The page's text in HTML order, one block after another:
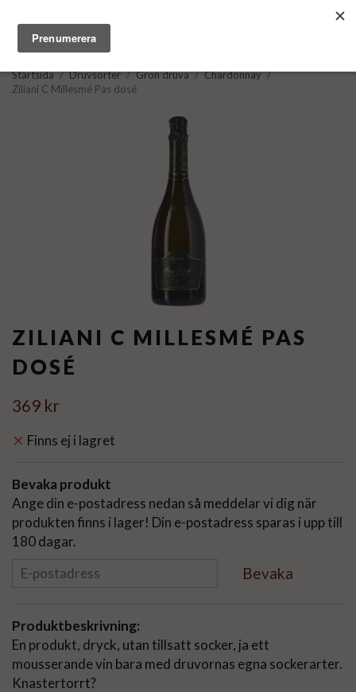
Startsida / Druvsorter / Grön druva / Chardonnay /
Ziliani C Millesmé Pas dosé
ZILIANI C MILLESMÉ PAS
DOSÉ
369 kr
Finns ej i lagret
Bevaka produkt
Ange din e-postadress nedan så meddelar vi dig när
produkten finns i lager! Din e-postadress sparas i upp till
180 dagar.
Bevaka
Produktbeskrivning:
En produkt, dryck, utan tillsatt socker, ja ett
mousserande vin bara med druvornas egna sockerarter.
Knastertorrt?